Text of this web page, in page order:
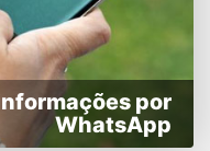
por
WhatsApp